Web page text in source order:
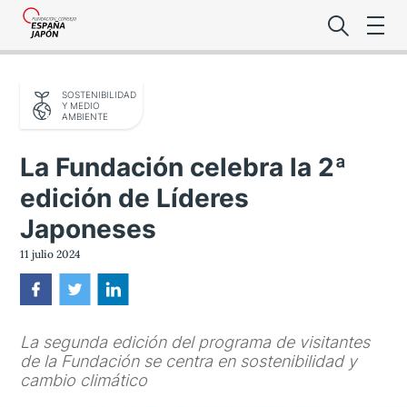
Lo último de la
Noticias
SOSTENIBILIDAD
Y MEDIO
AMBIENTE
La Fundación celebra la 2ª
edición de Líderes
Japoneses
11 julio 2024
La segunda edición del programa de visitantes
de la Fundación se centra en sostenibilidad y
cambio climático